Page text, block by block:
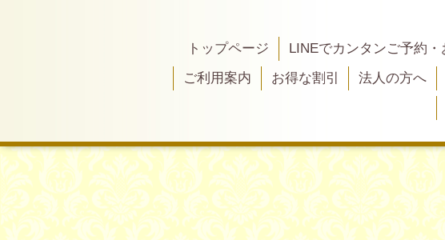
トップページ LINEでカンタンご予約
ご利用案内
お得な割引 法人の方へ